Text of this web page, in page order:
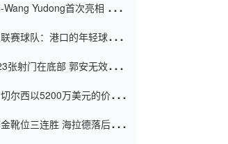
Yudong首次亮相 中国
赛球队：港口的年轻球员在
张射门在底部 郭安无效传球
尔西以5200万美元的价格
靴位三连胜 海拉德落后6球